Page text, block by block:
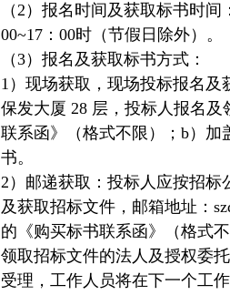
（2）报名时间及获取标书时间
00~17：00时（节假日除外）。
（3）报名及获取标书方式：
1）现场获取，现场投标报名
保发大厦 28 层，投标人报名
联系函》（格式不限）；b）
书。
2）邮递获取：投标人应按招
及获取招标文件，邮箱地址：
的《购买标书联系函》（格式
领取招标文件的法人及授权委
受理，工作人员将在下一个工